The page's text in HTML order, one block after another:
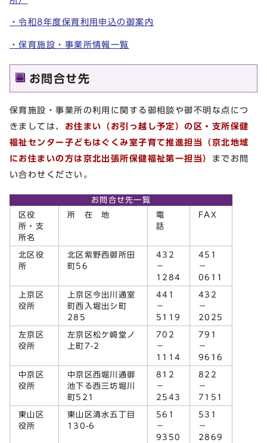
・令和8年度保育利用申込の御案内
・保育施設・事業所情報一覧
お問合せ先
保育施設・事業所の利用に関する御相談や御不明な点につ
きましては、 お住まい（お引っ越し予定）の区・支所保健
福祉センター子どもはぐくみ室子育て推進担当（京北地域
にお住まいの方は京北出張所保健福祉第一担当） までお問
い合わせください。
お問合せ先一覧
区役
所・支
所名
所 在 地
電
話
FAX
北区役
所
北区紫野西御所田
町56
432
－
1284
451
－
0611
上京区
役所
上京区今出川通室
町西入堀出シ町
285
441
－
5119
432
－
2025
左京区
役所
左京区松ケ崎堂ノ
上町7-2
702
－
1114
791
－
9616
中京区
役所
中京区西堀川通御
池下る西三坊堀川
町521
812
－
2543
822
－
7151
東山区
役所
東山区清水五丁目
130-6
561
－
9350
531
－
2869